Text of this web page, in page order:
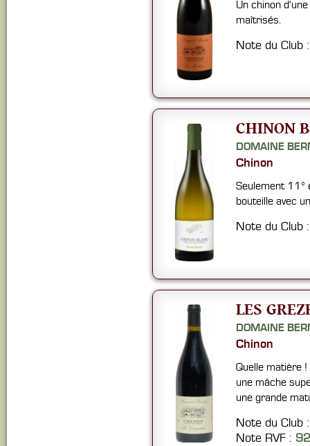
Un chinon
maîtrisés.
Note du Club
CHINON
DOMAINE
Chinon
Seulement 11°
bouteille avec
Note du Club
LES
DOMAINE
Chinon
Quelle matière
une mâche
une grande
Note du Club
Note RVF :